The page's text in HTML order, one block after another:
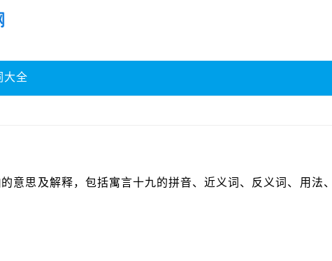
大全
意思及解释，包括寓言十九的拼音、近义词、反义词、用法、